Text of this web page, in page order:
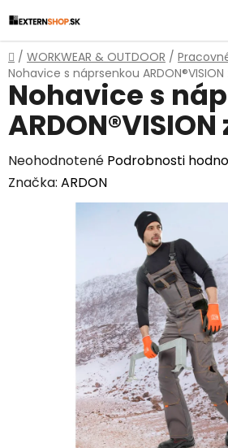
na
obsah
Domov
/ WORKWEAR & OUTDOOR /
Nohavice s náprsenkou
Nohavice s
Priemerné
hodnotenie
hviezdičiek.
Neohodnotené Podrobnosti
Značka: ARDON